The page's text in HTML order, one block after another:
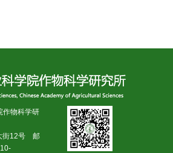
物科学研
街12号 邮